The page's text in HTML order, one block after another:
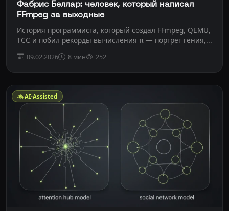
Фабрис Беллар: человек, который написал
FFmpeg за выходные
История программиста, который создал FFmpeg, QEMU,
TCC и побил рекорды вычисления π — портрет гения,...
09.02.2026 8 мин 252
AI-Assisted